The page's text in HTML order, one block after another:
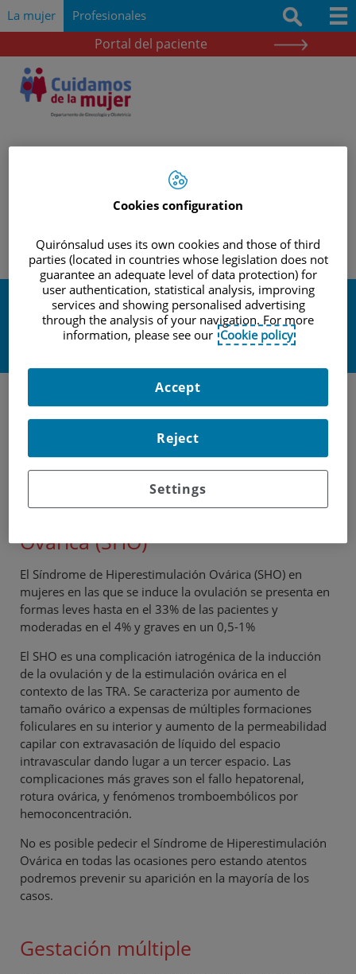
Saltar al contenido
Saltar
La mujer Profesionales Buscar
Portal del paciente
Quiénes somos
Nuestro compromiso
Cartera de servicios
Te ofrecemos resultados
Noticias
COMPLICACIONES DE LA ESTIMULACIÓN OVÁRICA
Complicaciones de la
estimulación ovárica con
Entre las complicaciones de la estimulación ovárica
con Gonadotropinas podemos reseñar elSíndrome
de Hiperestimulación Ovárica
múltiple.
Ovárica (SHO)
El Síndrome de Hiperestimulación Ovárica (SHO) en
mujeres en las que se induce la ovulación se presenta en
formas leves hasta en el 33% de las pacientes y
moderadas en el 4% y graves en un 0,5-1%
El SHO es una complicación iatrogénica de la inducción
de la ovulación y de la estimulación ovárica en el
contexto de las TRA. Se caracteriza por aumento de
tamaño ovárico a expensas de múltiples formaciones
foliculares en su interior y aumento de la permeabilidad
capilar con extravasación de líquido del espacio
intravascular dando lugar a un tercer espacio. Las
complicaciones más graves son el fallo hepatorenal,
rotura ovárica, y fenómenos tromboembólicos por
hemoconcentración.
No es posible pedecir el Síndrome de Hiperestimulación
Ovárica en todas las ocasiones pero estando atentos
podremos prevenir su aparición en la mayoría de los
casos.
Gestación múltiple
Cookies configuration
Quirónsalud uses its own cookies and those of third
parties (located in countries whose legislation does not
guarantee an adequate level of data protection) for
user authentication, statistical analysis, improving
services and showing personalised advertising
through the analysis of your navigation. For more
information, please see our Cookie policy
Settings
Reject
Accept